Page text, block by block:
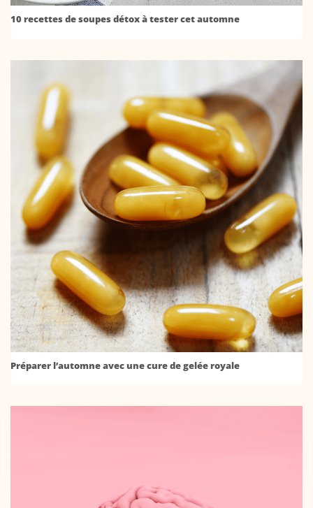
10 recettes de soupes détox à tester cet automne
Préparer l’automne avec une cure de gelée royale